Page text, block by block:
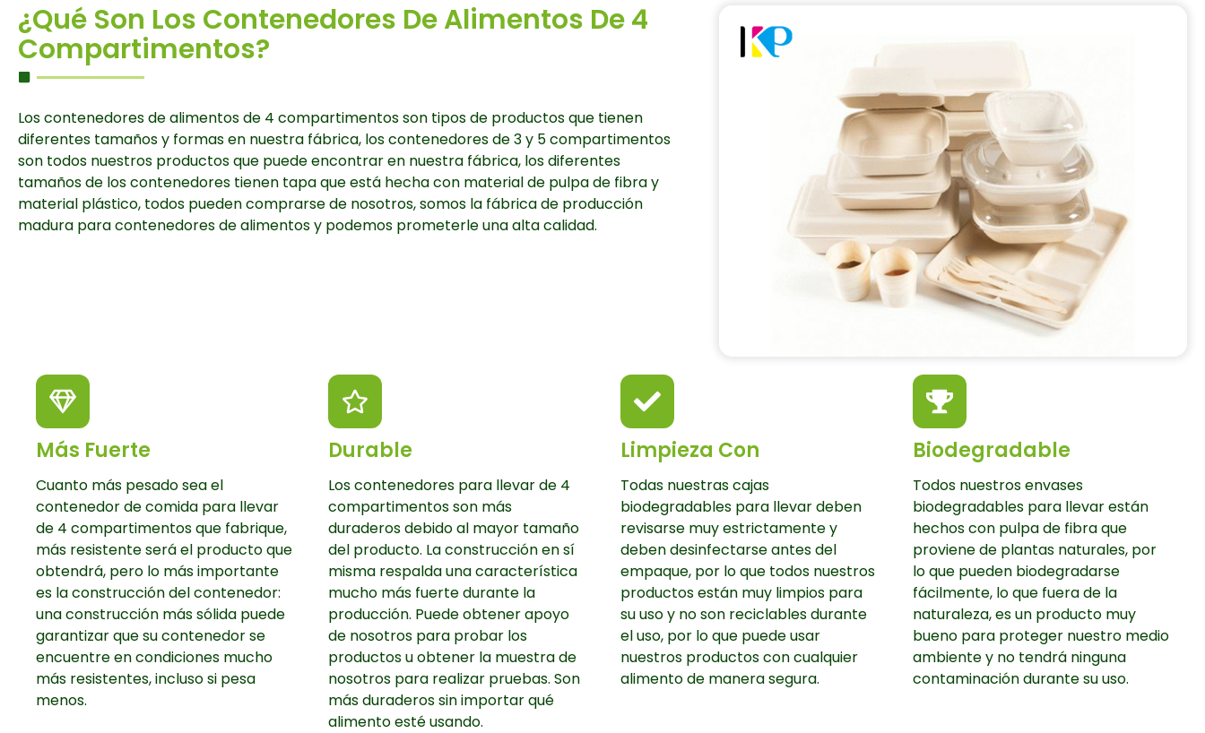
¿Qué Son Los Contenedores De Alimentos De 4
Compartimentos?
Los contenedores de alimentos de 4 compartimentos son tipos de productos que tienen
diferentes tamaños y formas en nuestra fábrica, los contenedores de 3 y 5 compartimentos
son todos nuestros productos que puede encontrar en nuestra fábrica, los diferentes
tamaños de los contenedores tienen tapa que está hecha con material de pulpa de fibra y
material plástico, todos pueden comprarse de nosotros, somos la fábrica de producción
madura para contenedores de alimentos y podemos prometerle una alta calidad.
Más Fuerte
Cuanto más pesado sea el
contenedor de comida para llevar
de 4 compartimentos que fabrique,
más resistente será el producto que
obtendrá, pero lo más importante
es la construcción del contenedor:
una construcción más sólida puede
garantizar que su contenedor se
encuentre en condiciones mucho
más resistentes, incluso si pesa
menos.
Durable
Los contenedores para llevar de 4
compartimentos son más
duraderos debido al mayor tamaño
del producto. La construcción en sí
misma respalda una característica
mucho más fuerte durante la
producción. Puede obtener apoyo
de nosotros para probar los
productos u obtener la muestra de
nosotros para realizar pruebas. Son
más duraderos sin importar qué
alimento esté usando.
Limpieza Con
Todas nuestras cajas
biodegradables para llevar deben
revisarse muy estrictamente y
deben desinfectarse antes del
empaque, por lo que todos nuestros
productos están muy limpios para
su uso y no son reciclables durante
el uso, por lo que puede usar
nuestros productos con cualquier
alimento de manera segura.
Biodegradable
Todos nuestros envases
biodegradables para llevar están
hechos con pulpa de fibra que
proviene de plantas naturales, por
lo que pueden biodegradarse
fácilmente, lo que fuera de la
naturaleza, es un producto muy
bueno para proteger nuestro medio
ambiente y no tendrá ninguna
contaminación durante su uso.